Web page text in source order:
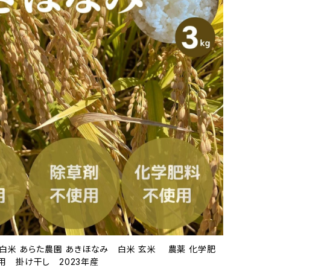
米 あらた農園 あきほなみ 白米 玄米 農薬 化学肥
掛け干し 2023年産